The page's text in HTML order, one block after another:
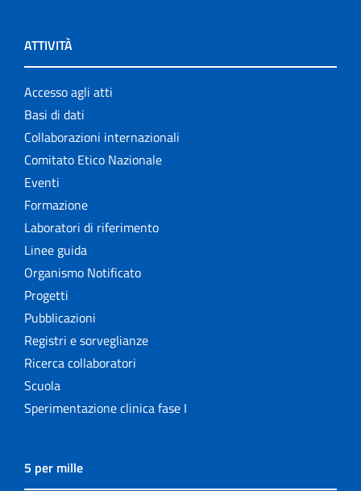
ATTIVITÀ
Accesso agli atti
Basi di dati
Collaborazioni internazionali
Comitato Etico Nazionale
Eventi
Formazione
Laboratori di riferimento
Linee guida
Organismo Notificato
Progetti
Pubblicazioni
Registri e sorveglianze
Ricerca collaboratori
Scuola
Sperimentazione clinica fase I
5 per mille